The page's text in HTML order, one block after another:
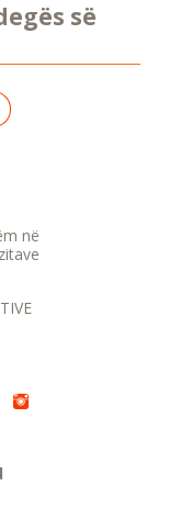
së
në